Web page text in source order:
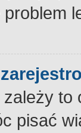
pisać